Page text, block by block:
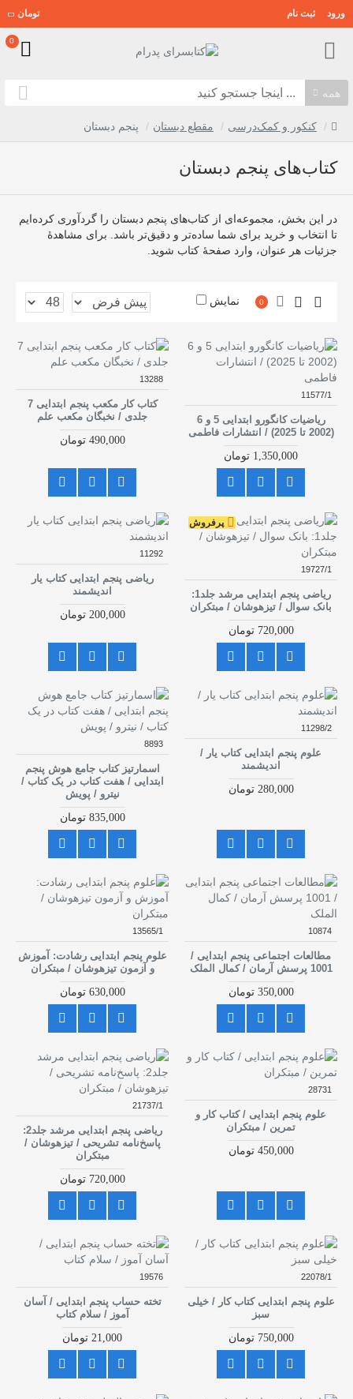
ورود ثبت نام تومان
0
همه
کنکور و کمک‌درسی مقطع دبستان پنجم دبستان
کتاب‌های پنجم دبستان
در این بخش، مجموعه‌ای از کتاب‌های پنجم دبستان را گردآوری کرده‌ایم
تا انتخاب و خرید برای شما ساده‌تر و دقیق‌تر باشد. برای مشاهدهٔ
جزئیات هر عنوان، وارد صفحهٔ کتاب شوید.
0 نمایش
11577/1
ریاضیات کانگورو ابتدایی 5 و 6
(2002 تا 2025) / انتشارات فاطمی
1,350,000 تومان
13288
کتاب کار مکعب پنجم ابتدایی 7
جلدی / نخبگان مکعب علم
490,000 تومان
پرفروش
19727/1
ریاضی پنجم ابتدایی مرشد جلد1:
بانک سوال / تیزهوشان / مبتکران
720,000 تومان
11292
ریاضی پنجم ابتدایی کتاب یار
اندیشمند
200,000 تومان
11298/2
علوم پنجم ابتدایی کتاب یار /
اندیشمند
280,000 تومان
8893
اسمارتیز کتاب جامع هوش پنجم
ابتدایی / هفت کتاب در یک کتاب /
نیترو / پویش
835,000 تومان
10874
مطالعات اجتماعی پنجم ابتدایی /
1001 پرسش آرمان / کمال الملک
350,000 تومان
13565/1
علوم پنجم ابتدایی رشادت: آموزش
و آزمون تیزهوشان / مبتکران
630,000 تومان
28731
علوم پنجم ابتدایی / کتاب کار و
تمرین / مبتکران
450,000 تومان
21737/1
ریاضی پنجم ابتدایی مرشد جلد2:
پاسخ‌نامه تشریحی / تیزهوشان /
مبتکران
720,000 تومان
22078/1
علوم پنجم ابتدایی کتاب کار / خیلی
سبز
750,000 تومان
19576
تخته حساب پنجم ابتدایی / آسان
آموز / سلام کتاب
21,000 تومان